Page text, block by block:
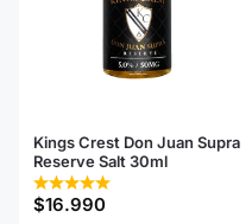
Kings Crest Don Juan Supra
Reserve Salt 30ml
$16.990